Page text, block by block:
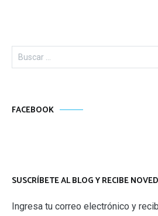
Buscar:
FACEBOOK
SUSCRÍBETE AL BLOG Y RECIBE
Ingresa tu correo electrónico y